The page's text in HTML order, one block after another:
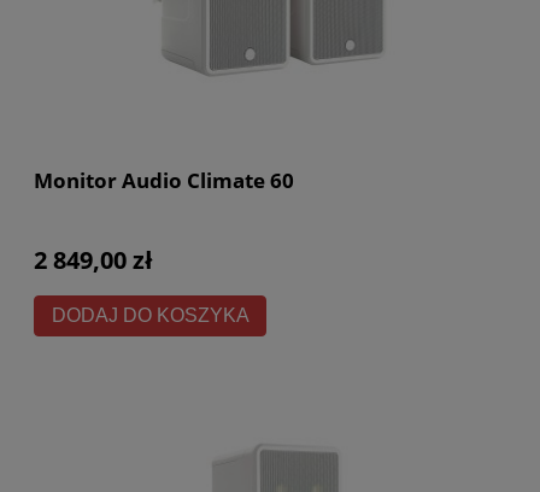
Monitor Audio Climate 60
2 849,00 zł
DODAJ DO KOSZYKA